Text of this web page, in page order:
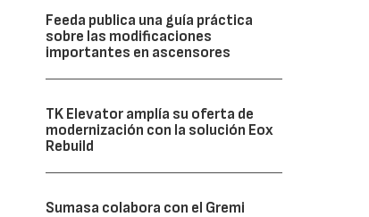
Feeda publica una guía práctica
sobre las modificaciones
importantes en ascensores
TK Elevator amplía su oferta de
modernización con la solución Eox
Rebuild
Sumasa colabora con el Gremi